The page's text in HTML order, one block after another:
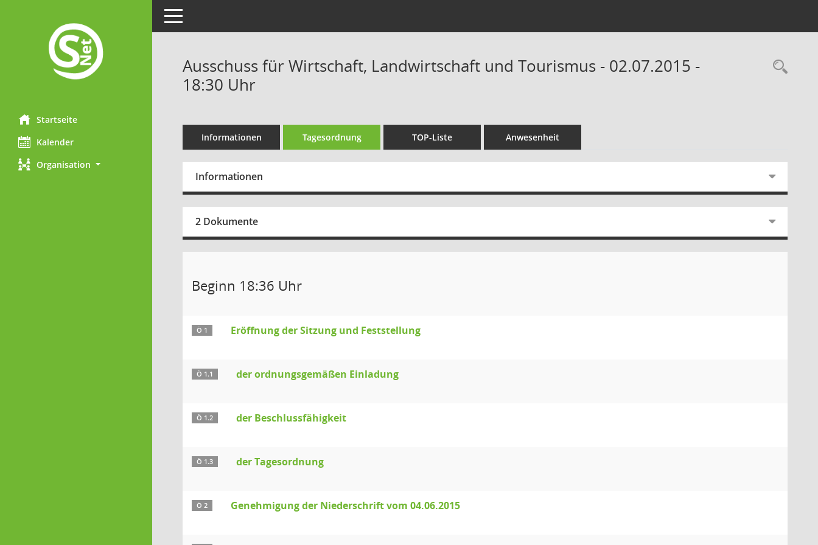
Startseite
Kalender
Organisation
Toggle navigation
Ausschuss für Wirtschaft, Landwirtschaft und Tourismus - 02.07.2015 -
18:30 Uhr
Informationen Tagesordnung TOP-Liste Anwesenheit
Informationen
2 Dokumente
Beginn 18:36 Uhr
Ö 1 Eröffnung der Sitzung und Feststellung
Ö 1.1 der ordnungsgemäßen Einladung
Ö 1.2 der Beschlussfähigkeit
Ö 1.3 der Tagesordnung
Ö 2 Genehmigung der Niederschrift vom 04.06.2015